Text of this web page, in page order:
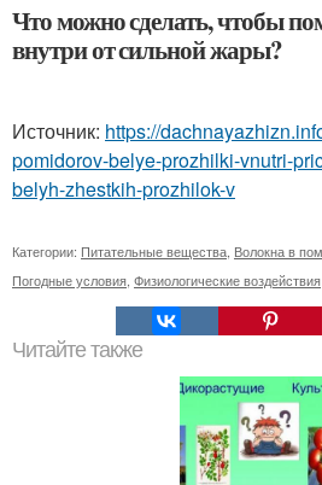
Что можно сделать, чтобы
внутри от сильной жары?
Источник: https://
pomidorov-belye-prozhilki-vnutri-
belyh-zhestkih-prozhilok-v
Категории: Питательные вещества Волокна в
Погодные условия Физиологические воздействия
Читайте также